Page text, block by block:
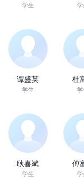
学生
谭盛英
学生
杜
耿喜斌
学生
傅